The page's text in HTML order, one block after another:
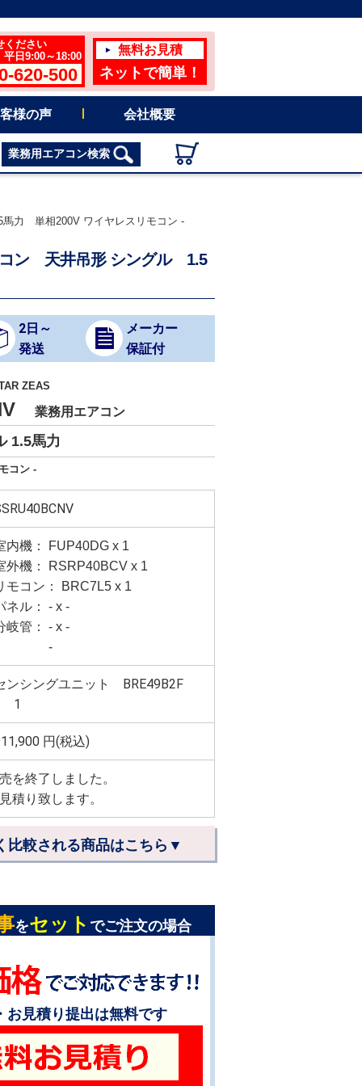
ください
日9:00～18:00
620-500
無料お見積
ネットで簡単！
様の声 会社概要
業務用エアコン検索
力 単相200V ワイヤレスリモコン -
ン 天井吊形 シングル 1.5
2日～
発送
メーカー
保証付
ZEAS
業務用エアコン
1.5馬力
コン -
内機： FUP40DG x 1
外機： RSRP40BCV x 1
モコン： BRC7L5 x 1
ネル： - x -
岐管： - x -
ンシングユニット BRE49B2F
1
円(税込)
を終了しました。
積り致します。
比較される商品はこちら▼
をセット でご注文の場合
お見積り提出は無料です